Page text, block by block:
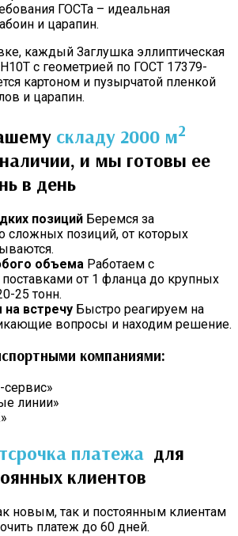
ГОСТа – идеальная
и царапин.
каждый Заглушка эллиптическая
с геометрией по ГОСТ 17379-
картоном и пузырчатой пленкой
и царапин.
складу 2000 м2
и мы готовы ее
в день
позиций Беремся за
сложных позиций, от которых
объема Работаем с
от 1 фланца до крупных
25 тонн.
встречу Быстро реагируем на
вопросы и находим решение.
компаниями:
линии»
платежа для
клиентов
новым, так и постоянным клиентам
платеж до 60 дней.